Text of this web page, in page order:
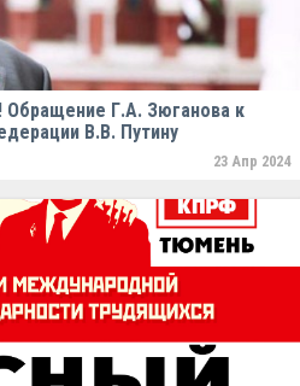
Обращение Г.А. Зюганова к
В.В. Путину
23 Апр 2024